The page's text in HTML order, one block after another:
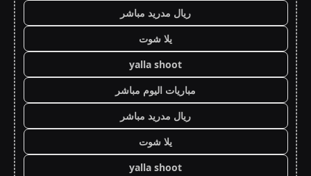
ريال مدريد مباشر
يلا شوت
yalla shoot
مباريات اليوم مباشر
ريال مدريد مباشر
يلا شوت
yalla shoot